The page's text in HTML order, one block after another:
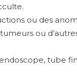
ou des
ou
tube